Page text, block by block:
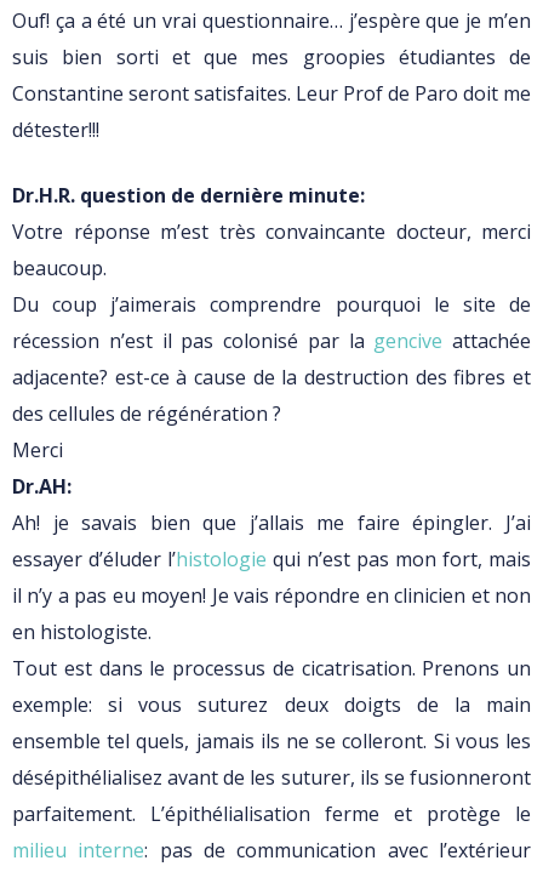
Ouf! ça a été un vrai questionnaire… j’espère que je m’en
suis bien sorti et que mes groopies étudiantes de
Constantine seront satisfaites. Leur Prof de Paro doit me
détester!!!
Dr.H.R. question de dernière minute:
Votre réponse m’est très convaincante docteur, merci
beaucoup.
Du coup j’aimerais comprendre pourquoi le site de
récession n’est il pas colonisé par la gencive attachée
adjacente? est-ce à cause de la destruction des fibres et
des cellules de régénération ?
Merci
Dr.AH:
Ah! je savais bien que j’allais me faire épingler. J’ai
essayer d’éluder l’histologie qui n’est pas mon fort, mais
il n’y a pas eu moyen! Je vais répondre en clinicien et non
en histologiste.
Tout est dans le processus de cicatrisation. Prenons un
exemple: si vous suturez deux doigts de la main
ensemble tel quels, jamais ils ne se colleront. Si vous les
désépithélialisez avant de les suturer, ils se fusionneront
parfaitement. L’épithélialisation ferme et protège le
milieu interne: pas de communication avec l’extérieur